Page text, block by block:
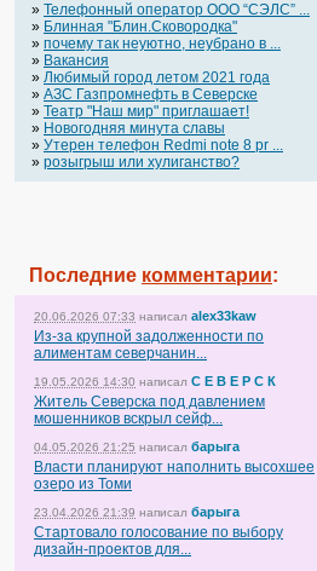
» Телефонный оператор OOO “СЭЛС” ...
» Блинная "Блин.Сковородка"
» почему так неуютно, неубрано в ...
» Вакансия
» Любимый город летом 2021 года
» АЗС Газпромнефть в Северске
» Театр "Наш мир" приглашает!
» Новогодняя минута славы
» Утерен телефон Redmi note 8 pr ...
» розыгрыш или хулиганство?
Последние комментарии:
20.06.2026 07:33 написал alex33kaw
Из-за крупной задолженности по
алиментам северчанин...
19.05.2026 14:30 написал С Е В Е Р С К
Житель Северска под давлением
мошенников вскрыл сейф...
04.05.2026 21:25 написал барыга
Власти планируют наполнить высохшее
озеро из Томи
23.04.2026 21:39 написал барыга
Стартовало голосование по выбору
дизайн-проектов для...